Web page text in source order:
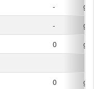
-
g
-
g
0
g
0
g